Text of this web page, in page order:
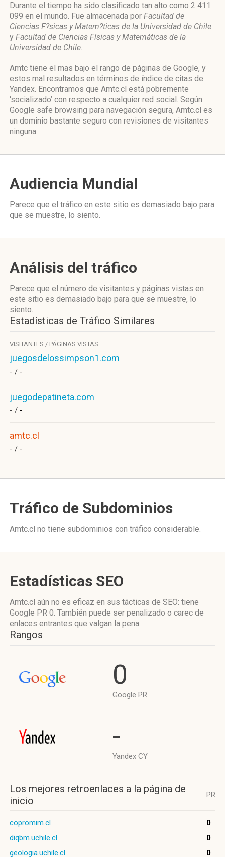
Durante el tiempo ha sido clasificado tan alto como 2 411
099 en el mundo. Fue almacenada por Facultad de
Ciencias F?sicas y Matem?ticas de la Universidad de Chile
y Facultad de Ciencias Físicas y Matemáticas de la
Universidad de Chile.
Amtc tiene el mas bajo el rango de páginas de Google, y
estos mal resultados en términos de índice de citas de
Yandex. Encontramos que Amtc.cl está pobremente
‘socializado’ con respecto a cualquier red social. Según
Google safe browsing para navegación segura, Amtc.cl es
un dominio bastante seguro con revisiones de visitantes
ninguna.
Audiencia Mundial
Parece que el tráfico en este sitio es demasiado bajo para
que se muestre, lo siento.
Análisis del tráfico
Parece que el número de visitantes y páginas vistas en
este sitio es demasiado bajo para que se muestre, lo
siento.
Estadísticas de Tráfico Similares
VISITANTES / PÁGINAS VISTAS
juegosdelossimpson1.com
- / -
juegodepatineta.com
- / -
amtc.cl
- / -
Tráfico de Subdominios
Amtc.cl no tiene subdominios con tráfico considerable.
Estadísticas SEO
Amtc.cl aún no es eficaz en sus tácticas de SEO: tiene
Google PR 0. También puede ser penalizado o carec de
enlaces entrantes que valgan la pena.
Rangos
0
Google PR
-
Yandex CY
Los mejores retroenlaces a la página de
inicio
PR
copromim.cl
0
diqbm.uchile.cl
0
geologia.uchile.cl
0